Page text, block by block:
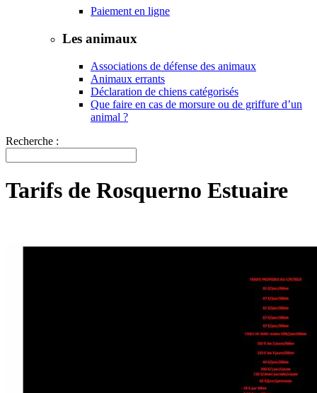
Paiement en ligne
Les animaux
Associations de défense des animaux
Animaux errants
Déclaration de chiens catégorisés
Que faire en cas de morsure ou de griffure d’un
animal ?
Recherche :
Tarifs de Rosquerno Estuaire